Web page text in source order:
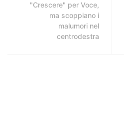
"Crescere" per Voce,
ma scoppiano i
malumori nel
centrodestra